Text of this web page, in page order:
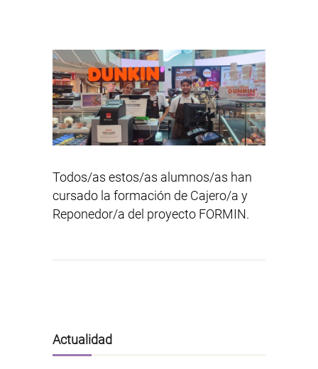
Todos/as estos/as alumnos/as han
cursado la formación de Cajero/a y
Reponedor/a del proyecto FORMIN.
Actualidad